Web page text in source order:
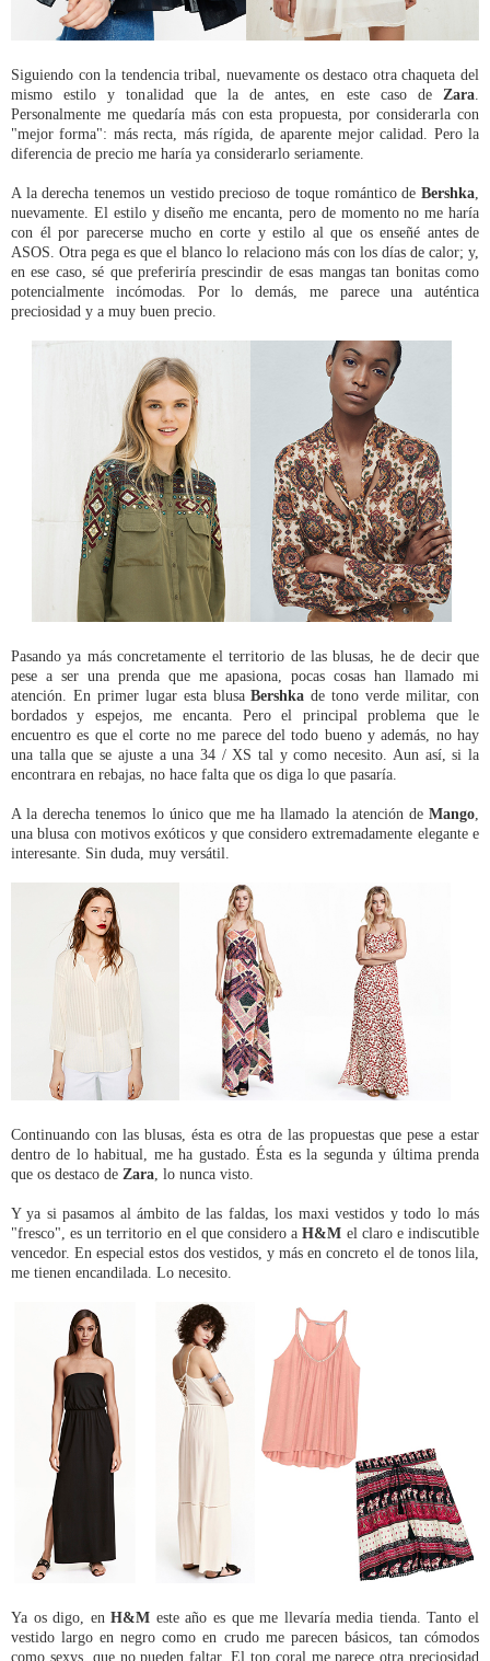
Siguiendo con la tendencia tribal, nuevamente os destaco otra chaqueta del
mismo estilo y tonalidad que la de antes, en este caso de Zara
Personalmente me quedaría más con esta propuesta, por considerarla con
"mejor forma": más recta, más rígida, de aparente mejor calidad. Pero la
diferencia de precio me haría ya considerarlo seriamente.
A la derecha tenemos un vestido precioso de toque romántico de Bershka
nuevamente. El estilo y diseño me encanta, pero de momento no me haría
con él por parecerse mucho en corte y estilo al que os enseñé antes de
ASOS. Otra pega es que el blanco lo relaciono más con los días de calor; y,
en ese caso, sé que preferiría prescindir de esas mangas tan bonitas como
potencialmente incómodas. Por lo demás, me parece una auténtica
preciosidad y a muy buen precio.
Pasando ya más concretamente el territorio de las blusas, he de decir que
pese a ser una prenda que me apasiona, pocas cosas han llamado mi
atención. En primer lugar esta blusaBershka de tono verde militar, con
bordados y espejos, me encanta. Pero el principal problema que le
encuentro es que el corte no me parece del todo bueno y además, no hay
una talla que se ajuste a una 34 / XS tal y como necesito. Aun así, si la
encontrara en rebajas, no hace falta que os diga lo que pasaría.
A la derecha tenemos lo único que me ha llamado la atención de Mango
una blusa con motivos exóticos y que considero extremadamente elegante e
interesante. Sin duda, muy versátil.
Continuando con las blusas, ésta es otra de las propuestas que pese a estar
dentro de lo habitual, me ha gustado. Ésta es la segunda y última prenda
que os destaco de Zara, lo nunca visto.
Y ya si pasamos al ámbito de las faldas, los maxi vestidos y todo lo más
"fresco", es un territorio en el que considero aH&M el claro e indiscutible
vencedor. En especial estos dos vestidos, y más en concreto el de tonos lila,
me tienen encandilada. Lo necesito.
Ya os digo, enH&M este año es que me llevaría media tienda. Tanto el
vestido largo en negro como en crudo me parecen básicos, tan cómodos
como sexys, que no pueden faltar. El top coral me parece otra preciosidad